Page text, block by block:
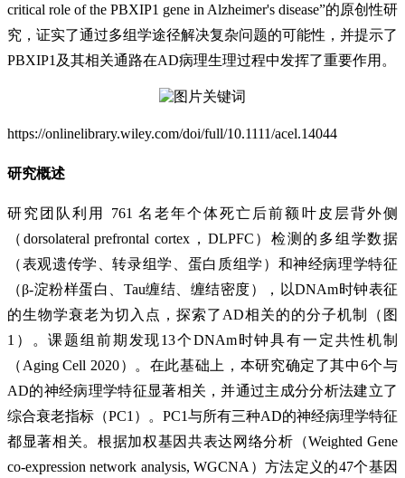
critical role of the PBXIP1 gene in Alzheimer's disease”的原创性研
究，证实了通过多组学途径解决复杂问题的可能性，并提示了
PBXIP1及其相关通路在AD病理生理过程中发挥了重要作用。
https://onlinelibrary.wiley.com/doi/full/10.1111/acel.14044
研究概述
研究团队利用 761 名老年个体死亡后前额叶皮层背外侧
（dorsolateral prefrontal cortex，DLPFC）检测的多组学数据
（表观遗传学、转录组学、蛋白质组学）和神经病理学特征
（β-淀粉样蛋白、Tau缠结、缠结密度），以DNAm时钟表征
的生物学衰老为切入点，探索了AD相关的的分子机制（图
1）。课题组前期发现13个DNAm时钟具有一定共性机制
（Aging Cell 2020）。在此基础上，本研究确定了其中6个与
AD的神经病理学特征显著相关，并通过主成分分析法建立了
综合衰老指标（PC1）。PC1与所有三种AD的神经病理学特征
都显著相关。根据加权基因共表达网络分析（Weighted Gene
co-expression network analysis, WGCNA）方法定义的47个基因